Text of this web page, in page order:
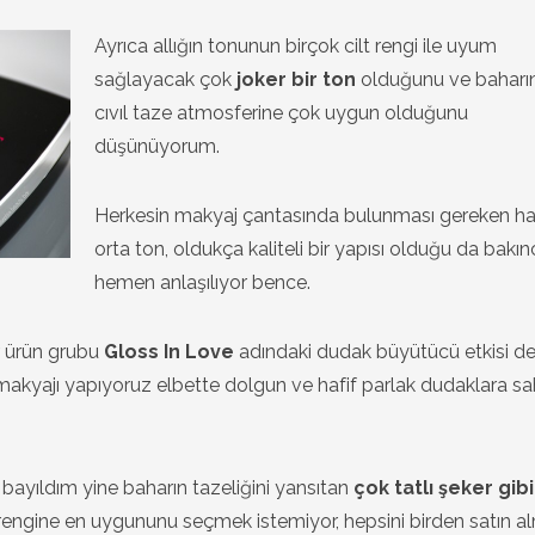
Ayrıca allığın tonunun birçok cilt rengi ile uyum
sağlayacak çok joker bir ton olduğunu ve
cıvıl taze atmosferine çok uygun olduğunu
düşünüyorum.
Herkesin makyaj çantasında bulunması gereken
orta ton, oldukça kaliteli bir yapısı olduğu da
hemen anlaşılıyor bence.
grubu Gloss In Love adındaki dudak büyütücü etkisi de
yapıyoruz elbette dolgun ve hafif parlak dudaklara
yine baharın tazeliğini yansıtan çok tatlı şeker gibi
en uygununu seçmek istemiyor, hepsini birden satın